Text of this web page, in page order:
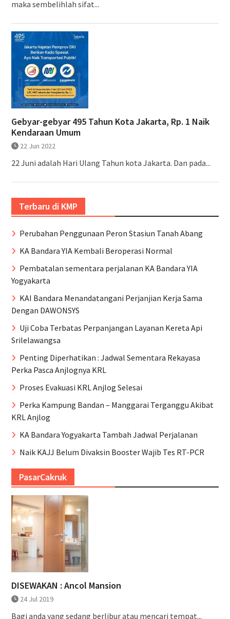
maka sembelihlah sifat...
Gebyar-gebyar 495 Tahun Kota Jakarta, Rp. 1 Naik
Kendaraan Umum
22 Jun 2022
22 Juni adalah Hari Ulang Tahun kota Jakarta. Dan pada...
Terbaru di KMP
Perubahan Penggunaan Peron Stasiun Tanah Abang
KA Bandara YIA Kembali Beroperasi Normal
Pembatalan sementara perjalanan KA Bandara YIA
Yogyakarta
KAI Bandara Menandatangani Perjanjian Kerja Sama
Dengan DAWONSYS
Uji Coba Terbatas Perpanjangan Layanan Kereta Api
Srilelawangsa
Penting Diperhatikan : Jadwal Sementara Rekayasa
Perka Pasca Anjlognya KRL
Proses Evakuasi KRL Anjlog Selesai
Perka Kampung Bandan – Manggarai Terganggu Akibat
KRL Anjlog
KA Bandara Yogyakarta Tambah Jadwal Perjalanan
Naik KAJJ Belum Divaksin Booster Wajib Tes RT-PCR
PasarCakruk
DISEWAKAN : Ancol Mansion
24 Jul 2019
Bagi anda yang sedang berlibur atau mencari tempat...